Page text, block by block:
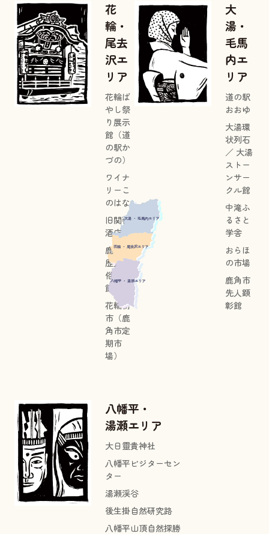
花
輪・
尾去
沢エ
リア
花輪ば
やし祭
り展示
館（道
の駅か
づの）
ワイナ
リーこ
のはな
旧関善
酒店
鹿角市
歴史民
俗資料
館
花輪朝
市（鹿
角市定
期市
場）
大
湯・
毛馬
内エ
リア
道の駅
おおゆ
大湯環
状列石
／ 大湯
ストー
ンサー
クル館
中滝ふ
るさと
学舎
おらほ
の市場
鹿角市
先人顕
彰館
大湯 ・ 毛馬内エリア
花輪 ・ 尾去沢エリア
八幡平 ・ 湯瀬エリア
八幡平・
湯瀬エリア
大日靈貴神社
八幡平ビジターセン
ター
湯瀬渓谷
後生掛自然研究路
八幡平山頂自然探勝